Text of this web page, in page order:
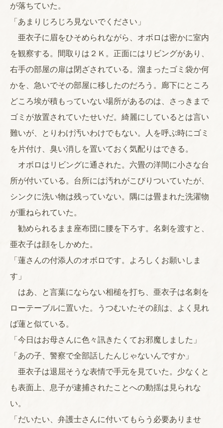
が落ちていた。
「あまりじろじろ見ないでください」
亜衣子に眉をひそめられながら、オボロは密かに室内
を観察する。間取りは２Ｋ。正面にはリビングがあり、
右手の部屋の扉は閉ざされている。溜まったゴミ袋か何
かを、急いでその部屋に移したのだろう。廊下にところ
どころ埃が積もっていない場所があるのは、さっきまで
ゴミが放置されていたせいだ。綺麗にしているとは言い
難いが、とりわけ汚いわけでもない。人を呼ぶ時にゴミ
を片付け、臭い消しを置いておく気配りはできる。
オボロはリビングに通された。六畳の洋間に小さな台
所が付いている。台所には汚れがこびりついていたが、
シンクに洗い物は残っていない。隅には畳まれた洗濯物
が重ねられていた。
勧められるまま座布団に腰を下ろす。名刺を渡すと、
亜衣子は顔をしかめた。
「蓮さんの付添人のオボロです。よろしくお願いしま
す」
はあ、と言葉にならない相槌を打ち、亜衣子は名刺を
ローテーブルに置いた。うつむいたその顔は、よく見れ
ば蓮と似ている。
「今日はお母さんに色々訊きたくてお邪魔しました」
「あの子、警察で全部話したんじゃないんですか」
亜衣子は退屈そうな表情で手元を見ていた。少なくと
も表面上、息子が逮捕されたことへの動揺は見られな
い。
「だいたい、弁護士さんに付いてもらう必要ありませ